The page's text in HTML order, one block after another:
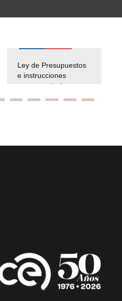
Ley de Presupuestos
e instrucciones
presuspuetarias